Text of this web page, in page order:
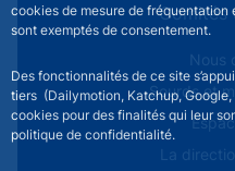
cookies de mesure de
sont exemptés de consentement.
Des fonctionnalités de ce site
tiers (Dailymotion, Katchup,
cookies pour des finalités qui leur
politique de confidentialité.
Comités
Footer secondary menu
Nous
Sourds et
La